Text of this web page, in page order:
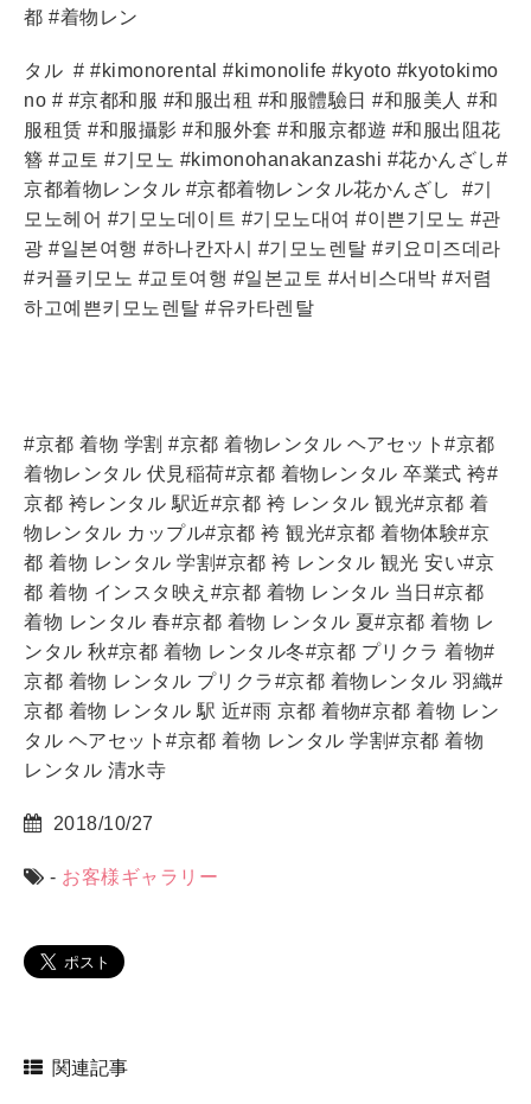
都 #着物レン
タル # #kimonorental #kimonolife #kyoto #kyotokimo
no # #京都和服 #和服出租 #和服體驗日 #和服美人 #和
服租赁 #和服攝影 #和服外套 #和服京都遊 #和服出阻花
簪 #교토 #기모노 #kimonohanakanzashi #花かんざし#
京都着物レンタル #京都着物レンタル花かんざし
#기
모노헤어 #기모노데이트 #기모노대여 #이쁜기모노 #관
광 #일본여행 #하나칸자시 #기모노렌탈 #키요미즈데라
#커플키모노 #교토여행 #일본교토 #서비스대박 #저렴
하고예쁜키모노렌탈 #유카타렌탈
#京都 着物 学割 #京都 着物レンタル ヘアセット#京都
着物レンタル 伏見稲荷#京都 着物レンタル 卒業式 袴#
京都 袴レンタル 駅近#京都 袴 レンタル 観光#京都 着
物レンタル カップル#京都 袴 観光#京都 着物体験#京
都 着物 レンタル 学割#京都 袴 レンタル 観光 安い#京
都 着物 インスタ映え#京都 着物 レンタル 当日#京都
着物 レンタル 春#京都 着物 レンタル 夏#京都 着物 レ
ンタル 秋#京都 着物 レンタル冬#京都 プリクラ 着物#
京都 着物 レンタル プリクラ#京都 着物レンタル 羽織#
京都 着物 レンタル 駅 近#雨 京都 着物#京都 着物 レン
タル ヘアセット#京都 着物 レンタル 学割#京都 着物
レンタル 清水寺
2018/10/27
- お客様ギャラリー
関連記事